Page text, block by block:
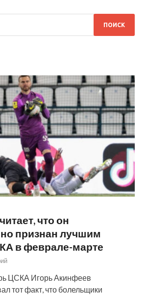
что он
признан лучшим
в феврале-марте
ЦСКА Игорь Акинфеев
тот факт, что болельщики